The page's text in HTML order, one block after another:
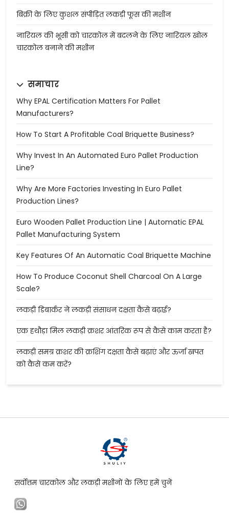
बिक्री के लिए कुशल संपीड़ित लकड़ी फूस की मशीन
नारियल की भूसी को चारकोल में बदलने के लिए नारियल खोल
चारकोल बनाने की मशीन
समाचार
Why EPAL Certification Matters For Pallet
Manufacturers?
How To Start A Profitable Coal Briquette Business?
Why Invest In An Automated Euro Pallet Production
Line?
Why Are More Factories Investing In Euro Pallet
Production Lines?
Euro Wooden Pallet Production Line | Automatic EPAL
Pallet Manufacturing System
Key Features Of An Automatic Coal Briquette Machine
How To Produce Coconut Shell Charcoal On A Large
Scale?
लकड़ी डिबार्कर ने लकड़ी संसाधन दक्षता कैसे बढ़ाई?
एक हथौड़ा मिल लकड़ी क्रशर आंतरिक रूप से कैसे काम करता है?
लकड़ी समग्र क्रशर की क्रशिंग दक्षता कैसे बढ़ाएं और ऊर्जा खपत
को कैसे कम करें?
सर्वोत्तम चारकोल और लकड़ी मशीनों के लिए हमें चुनें